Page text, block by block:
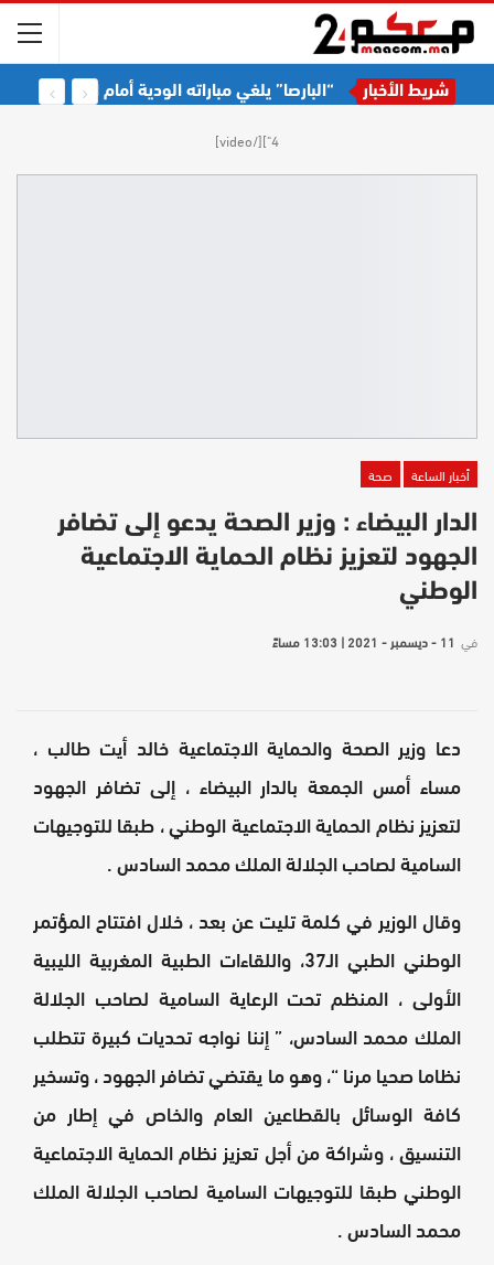
شريط الأخبار “البارصا” يلغي مباراته الودية أمام اتحاد طنجة
4"][/video]
أخبار الساعة صحة
الدار البيضاء : وزير الصحة يدعو إلى تضافر
الجهود لتعزيز نظام الحماية الاجتماعية
الوطني
في 11 - ديسمبر - 2021 | 13:03 مساءً
دعا وزير الصحة والحماية الاجتماعية خالد أيت طالب ،
مساء أمس الجمعة بالدار البيضاء ، إلى تضافر الجهود
لتعزيز نظام الحماية الاجتماعية الوطني ، طبقا للتوجيهات
السامية لصاحب الجلالة الملك محمد السادس .
وقال الوزير في كلمة تليت عن بعد ، خلال افتتاح المؤتمر
الوطني الطبي الـ37، واللقاءات الطبية المغربية الليبية
الأولى ، المنظم تحت الرعاية السامية لصاحب الجلالة
الملك محمد السادس، ” إننا نواجه تحديات كبيرة تتطلب
نظاما صحيا مرنا “، وهو ما يقتضي تضافر الجهود ، وتسخير
كافة الوسائل بالقطاعين العام والخاص في إطار من
التنسيق ، وشراكة من أجل تعزيز نظام الحماية الاجتماعية
الوطني طبقا للتوجيهات السامية لصاحب الجلالة الملك
محمد السادس .